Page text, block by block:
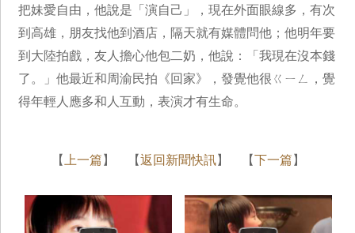
把妹愛自由，他說是「演自己」，現在外面眼線多，有次
到高雄，朋友找他到酒店，隔天就有媒體問他；他明年要
到大陸拍戲，友人擔心他包二奶，他說：「我現在沒本錢
了。」他最近和周渝民拍《回家》，發覺他很ㄍㄧㄥ，覺
得年輕人應多和人互動，表演才有生命。
【 上一篇 】 【返回新聞快訊】 【下一篇 】